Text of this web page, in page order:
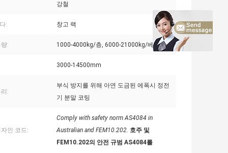
강철
: 창고 랙
: 1000-4000kg/층, 6000-21000kg/베이
3000-14500mm
:
부식 방지를 위해 아연 도금된 에폭시 정전
기 분말 코팅
인 코드:
Comply with safety norm AS4084 in
Australian and FEM10.202. 호주 및
FEM10.202의 안전 규범 AS4084를